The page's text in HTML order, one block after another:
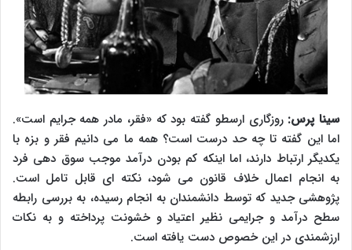
سینا پرس: روزگاری ارسطو گفته بود که «فقر، مادر همه جرایم است».
اما این گفته تا چه حد درست است؟ همه ما می دانیم فقر و بزه با
یکدیگر ارتباط دارند، اما اینکه کم بودن درآمد موجب سوق دهی فرد
به انجام اعمال خلاف قانون می شود، نکته ای قابل تامل است.
پژوهشی جدید که توسط دانشمندان به انجام رسیده، به بررسی رابطه
سطح درآمد و جرایمی نظیر اعتیاد و خشونت پرداخته و به نکات
ارزشمندی در این خصوص دست یافته است.